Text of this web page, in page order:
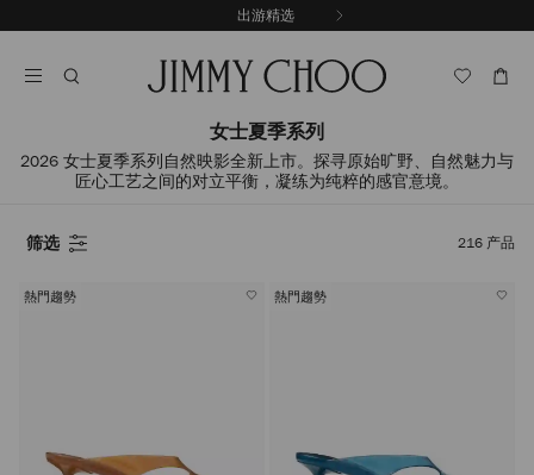
至
出游精选
女士夏季系列
2026 女士夏季系列自然映影全新上市。探寻原始旷野、自然魅力与
匠心工艺之间的对立平衡，凝练为纯粹的感官意境。
筛选 216 产品
熱門趨勢 熱門趨勢